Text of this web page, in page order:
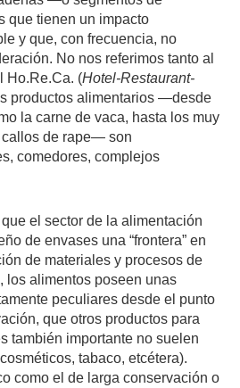
tienen un impacto
y que, con frecuencia, no
No nos referimos tanto al
Ho.Re.Ca. (Hotel-Restaurant-
productos alimentarios —desde
la carne de vaca, hasta los muy
callos de rape— son
comedores, complejos
el sector de la alimentación
de envases una “frontera” en
de materiales y procesos de
los alimentos poseen unas
peculiares desde el punto
que otros productos para
también importante no suelen
tabaco, etcétera).
como el de larga conservación o